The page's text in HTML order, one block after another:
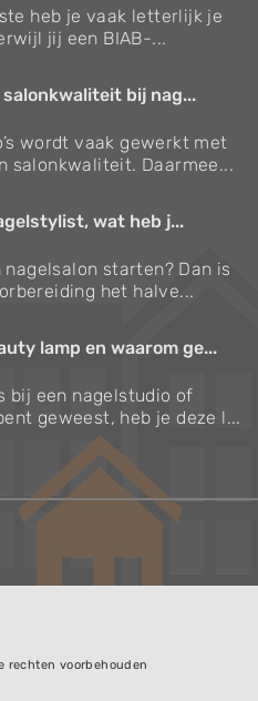
heb je vaak letterlijk je
jij een BIAB-...
bij nag...
wordt vaak gewerkt met
salonkwaliteit. Daarmee...
wat heb j...
nagelsalon starten? Dan is
het halve...
lamp en waarom ge...
bij een nagelstudio of
geweest, heb je deze l...
rechten voorbehouden